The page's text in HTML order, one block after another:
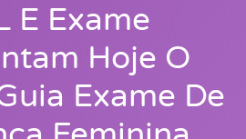
E Exame
Hoje O
Exame De